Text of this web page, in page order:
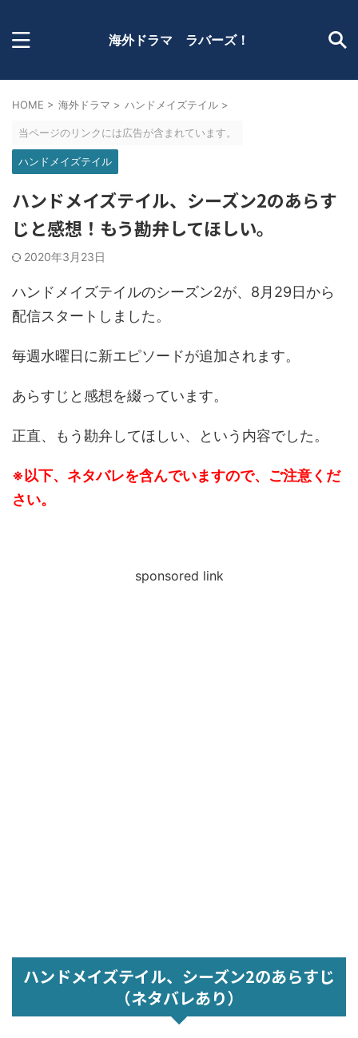
海外ドラマ ラバーズ！
HOME > 海外ドラマ > ハンドメイズテイル >
当ページのリンクには広告が含まれています。
ハンドメイズテイル
ハンドメイズテイル、シーズン2のあらす
じと感想！もう勘弁してほしい。
2020年3月23日
ハンドメイズテイルのシーズン2が、8月29日から
配信スタートしました。
毎週水曜日に新エピソードが追加されます。
あらすじと感想を綴っています。
正直、もう勘弁してほしい、という内容でした。
※以下、ネタバレを含んでいますので、ご注意くだ
さい。
sponsored link
ハンドメイズテイル、シーズン2のあらすじ
（ネタバレあり）